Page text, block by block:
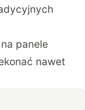
panele
nawet